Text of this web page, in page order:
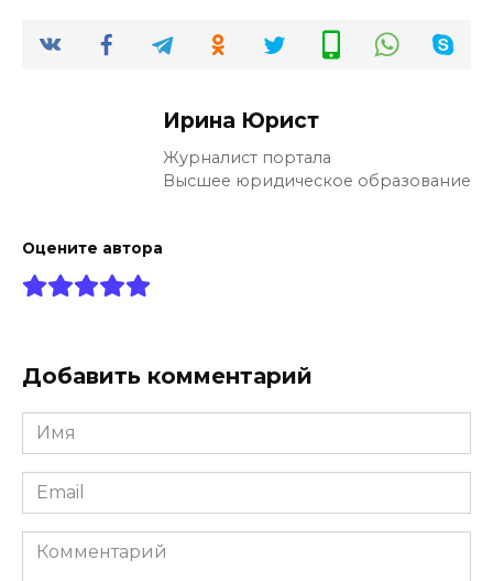
Ирина Юрист
Журналист портала
Высшее юридическое образование
Оцените автора
Добавить комментарий
Имя
*
Email
*
Комментарий